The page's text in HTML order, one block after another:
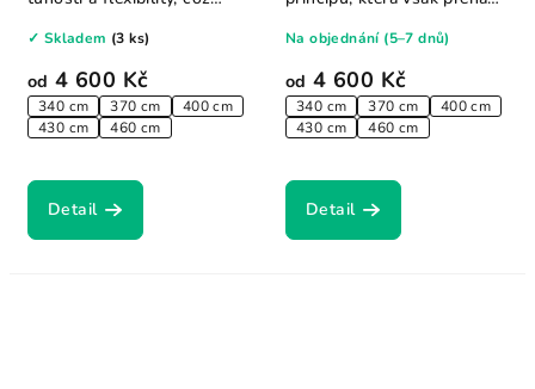
od 4 600 Kč
340 cm 370 cm
400 cm
430 cm
460 cm
✓ Skladem (3 ks)
Detail
od 4 600 Kč
340 cm 370 cm
400 cm
430 cm
460 cm
Na objednání (5–7 dnů)
Detail